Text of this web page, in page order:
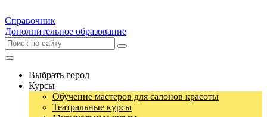
Справочник
Дополнительное образование
Выбрать город
Курсы
Обучение мастеров для салонов красоты
Театральные курсы